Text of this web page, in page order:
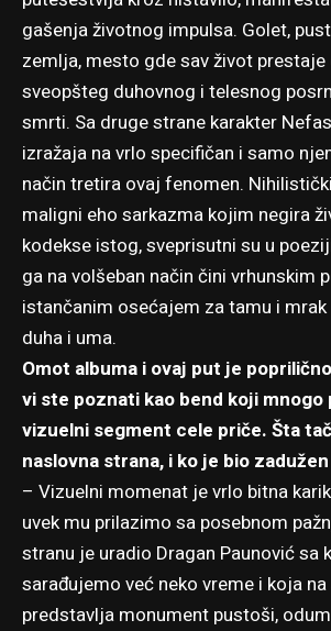
gašenja životnog impulsa. Golet,
zemlja, mesto gde sav život prestaje
sveopšteg duhovnog i telesnog
smrti. Sa druge strane karakter
izražaja na vrlo specifičan i samo
način tretira ovaj fenomen.
maligni eho sarkazma kojim negira
kodekse istog, sveprisutni su u
ga na volšeban način čini vrhunskim
istančanim osećajem za tamu i
duha i uma.
Omot albuma i ovaj put je
vi ste poznati kao bend koji mnogo
vizuelni segment cele priče. Šta
naslovna strana, i ko je bio
– Vizuelni momenat je vrlo bitna
uvek mu prilazimo sa posebnom
stranu je uradio Dragan Paunović sa
sarađujemo već neko vreme i koja
predstavlja monument pustoši,